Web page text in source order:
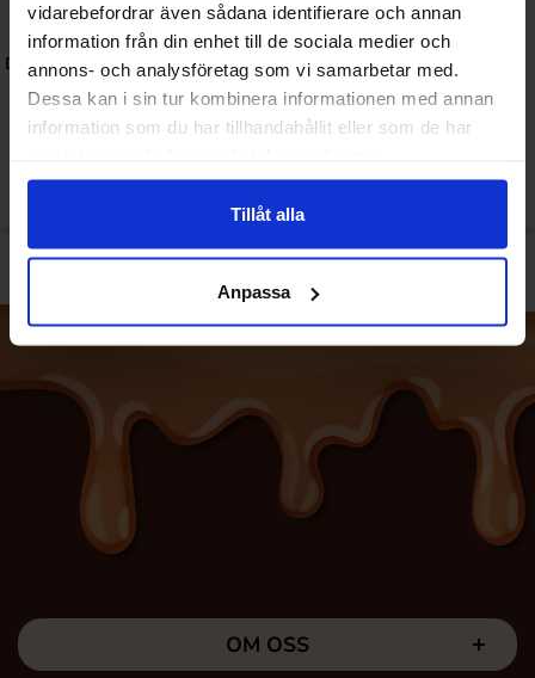
vidarebefordrar även sådana identifierare och annan
information från din enhet till de sociala medier och
annons- och analysföretag som vi samarbetar med.
Dessa kan i sin tur kombinera informationen med annan
information som du har tillhandahållit eller som de har
Tillåt alla
Anpassa
Dr Fire Crisps Cheesy Jalapeno
80g x 20st
Dr Fire Noodles 142g x 5st
OM OSS